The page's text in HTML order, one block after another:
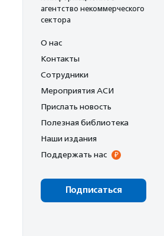
агентство некоммерческого
сектора
О нас
Контакты
Сотрудники
Мероприятия АСИ
Прислать новость
Полезная библиотека
Наши издания
Поддержать нас
Подписаться